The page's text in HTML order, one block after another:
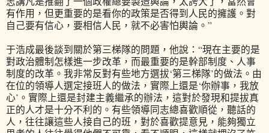
有作用，但更重要的是看你的政策是否得到人民的擁護。對
自己要有信心，要相信人民，就不必害怕輿論。”
于浩成最後談到關於第三梯隊的問題，他說：“現在主要的是
對政治體制怎樣進一步改革，而最重要的是幹部制度、人事
制度的改革。我非常反對有些地方選拔‘第三梯隊’的做法。由
在位的領導人選定接班人的做法，實際上還是‘你辦事，我放
心’。實際上還是封建主義繼承的辦法，這對於發現和提拔真
正的人才是十分不利的。有些領導同志總喜歡順從，聽話的
人，往往讓這些人接自己的班，對於喜歡提意見，能夠獨立